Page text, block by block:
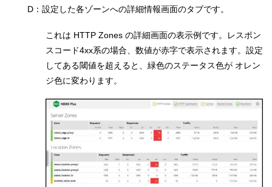
D：設定した各ゾーンへの詳細情報画面のタブです。
これは HTTP Zones の詳細画面の表示例です。レスポン
スコード4xx系の場合、数値が赤字で表示されます。設定
してある閾値を超えると、緑色のステータス色が オレン
ジ色に変わります。